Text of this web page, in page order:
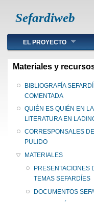
Sefardiweb
Main menu
EL PROYECTO
Materiales y
BIBLIOGRAFÍA SEFARDÍ
COMENTADA
QUIÉN ES QUIÉN EN LA
LITERATURA EN
CORRESPONSALES
PULIDO
MATERIALES
PRESENTACIONES
TEMAS SEFARDÍES
DOCUMENTOS